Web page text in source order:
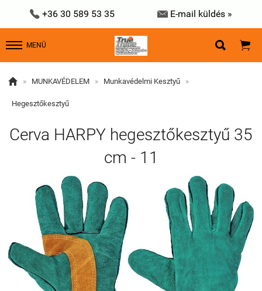
 +36 30 589 53 35  E-mail küldés »
MENÜ  
 » MUNKAVÉDELEM » Munkavédelmi Kesztyű »
Hegesztőkesztyű
Cerva HARPY hegesztőkesztyű 35
cm - 11